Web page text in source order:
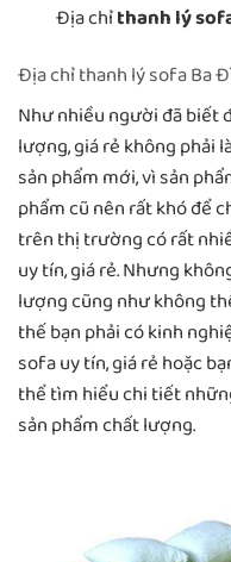
Địa chỉthanh lý
Địa chỉ thanh lý sofa Ba
Như nhiều người đã biết
lượng, giá rẻ không phải
sản phẩm mới, vì sản
phẩm cũ nên rất khó để
trên thị trường có rất
uy tín, giá rẻ. Nhưng
lượng cũng như không
thế bạn phải có kinh
sofa uy tín, giá rẻ hoặc
thể tìm hiểu chi tiết
sản phẩm chất lượng.